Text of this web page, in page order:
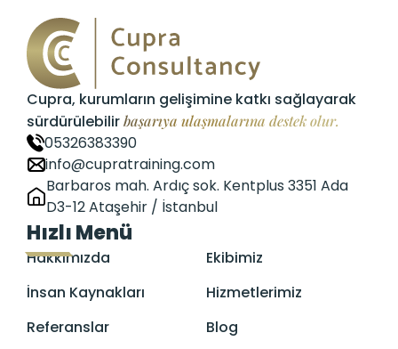
Cupra, kurumların gelişimine katkı sağlayarak
sürdürülebilirbaşarıya ulaşmalarına destek olur.
05326383390
info@cupratraining.com
Barbaros mah. Ardıç sok. Kentplus 3351 Ada
D3-12 Ataşehir / İstanbul
Hızlı Menü
Hakkımızda
Ekibimiz
İnsan Kaynakları
Hizmetlerimiz
Referanslar
Blog